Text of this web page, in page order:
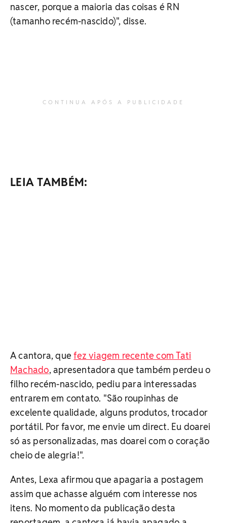
nascer, porque a maioria das coisas é RN
(tamanho recém-nascido)", disse.
CONTINUA APÓS A PUBLICIDADE
LEIA TAMBÉM:
A cantora, quefez viagem recente com Tati
Machado, apresentadora que também perdeu o
filho recém-nascido, pediu para interessadas
entrarem em contato. "São roupinhas de
excelente qualidade, alguns produtos, trocador
portátil. Por favor, me envie um direct. Eu doarei
só as personalizadas, mas doarei com o coração
cheio de alegria!".
Antes, Lexa afirmou que apagaria a postagem
assim que achasse alguém com interesse nos
itens. No momento da publicação desta